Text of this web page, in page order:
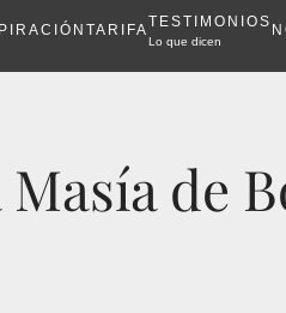
TARIFA
TESTIMONIOS
Lo que dicen
de